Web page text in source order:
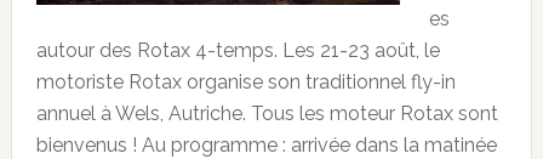
es
autour des Rotax 4-temps. Les 21-23 août, le
motoriste Rotax organise son traditionnel fly-in
annuel à Wels, Autriche. Tous les moteur Rotax sont
bienvenus ! Au programme : arrivée dans la matinée